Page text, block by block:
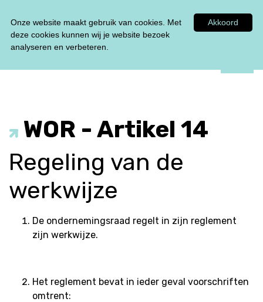
WOR - Artikel 14
Regeling van de
werkwijze
De ondernemingsraad regelt in zijn reglement
zijn werkwijze.
Het reglement bevat in ieder geval voorschriften
omtrent:
Akkoord
Onze website maakt gebruik van cookies. Met
deze cookies kunnen wij je website bezoek
analyseren en verbeteren.